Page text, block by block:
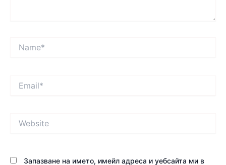
Запазване на името, имейл адреса и уебсайта ми в